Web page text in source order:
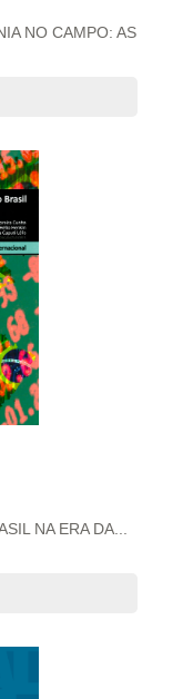
NO CAMPO: AS
NA ERA DA...